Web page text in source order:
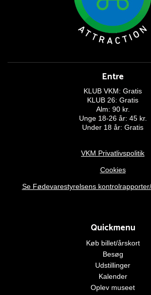
Entre
KLUB VKM: Gratis
KLUB 26: Gratis
Alm: 90 kr.
Unge 18-26 år: 45 kr.
Under 18 år: Gratis
VKM Privatlivspolitik
Cookies
Se Fødevarestyrelsens
Quickmenu
Køb billet/årskort
Besøg
Udstillinger
Kalender
Oplev museet